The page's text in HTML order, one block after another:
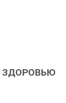
ЗДОРОВЬЮ